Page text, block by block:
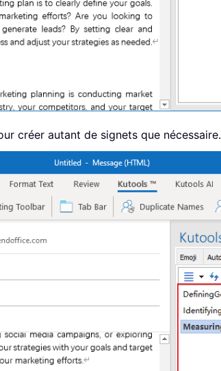
créer autant de signets que nécessaire.